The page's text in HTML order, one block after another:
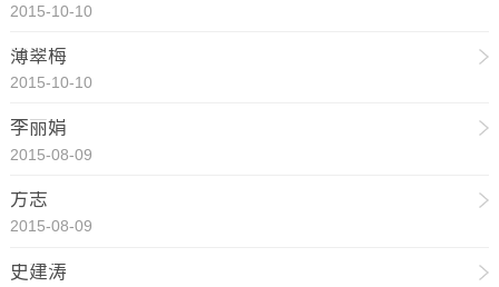
2015-10-10
薄翠梅
2015-10-10
李丽娟
2015-08-09
方志
2015-08-09
史建涛